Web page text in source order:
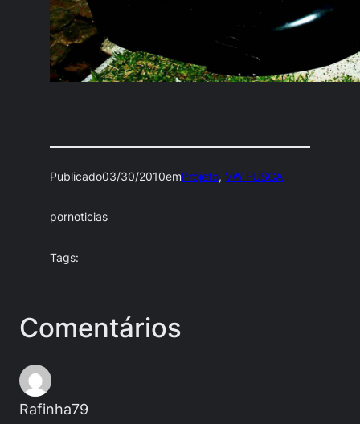
Publicado03/30/2010emProjeto, VW FUSCA
pornoticias
Tags:
Comentários
Rafinha79